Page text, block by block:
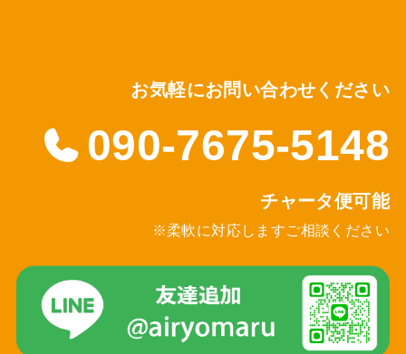
お気軽にお問い合わせください
090-7675-5148
チャータ便可能
※柔軟に対応しますご相談ください